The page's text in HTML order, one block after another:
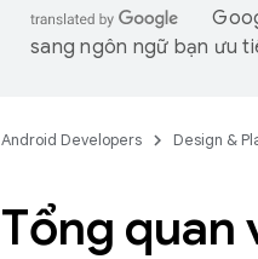
sang ngôn ngữ bạn ưu
Android Developers Design &
Tổng quan